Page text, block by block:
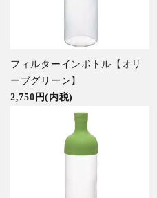
ガイドライン
フィルターインボトル【オリ
ーブグリーン】
2,750円(内税)